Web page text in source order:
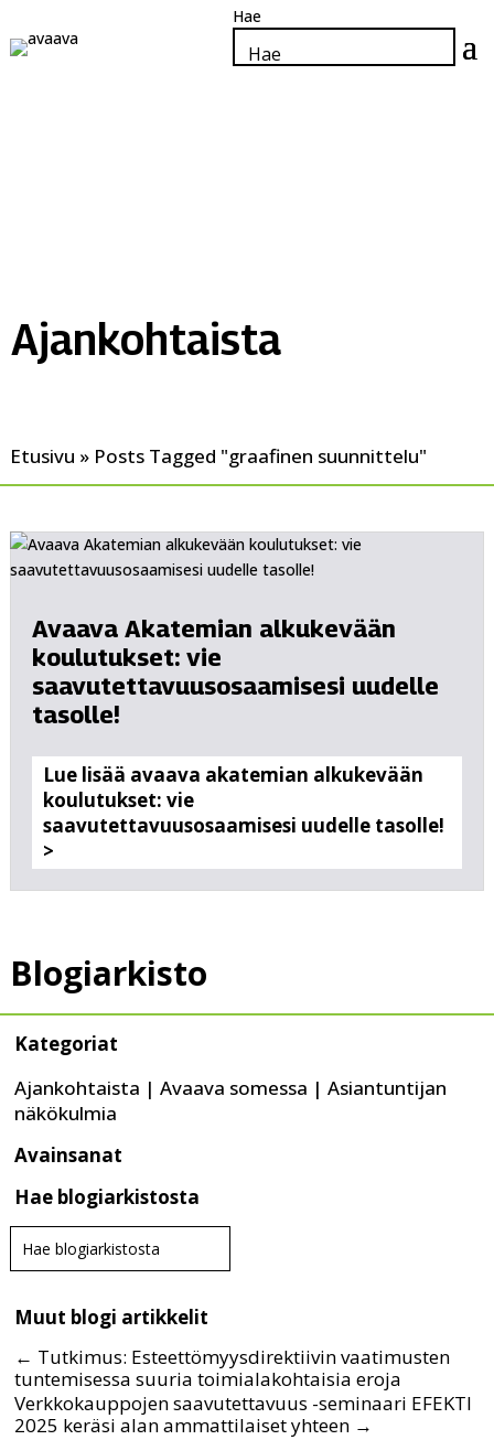
pääsisältöön
kiinto
for...
Ajankohtaista
Etusivu » Posts Tagged "graafinen suunnittelu"
Avaava Akatemian alkukevään
koulutukset: vie
saavutettavuusosaamisesi uudelle
tasolle!
Lue lisää avaava akatemian alkukevään
koulutukset: vie
saavutettavuusosaamisesi uudelle tasolle!
>
Blogiarkisto
Kategoriat
Ajankohtaista |Avaava somessa |Asiantuntijan
näkökulmia
Avainsanat
Hae blogiarkistosta
kiinto
piste
for...
Muut blogi artikkelit
← Tutkimus: Esteettömyysdirektiivin vaatimusten
tuntemisessa suuria toimialakohtaisia eroja
Verkkokauppojen saavutettavuus -seminaari EFEKTI
2025 keräsi alan ammattilaiset yhteen →